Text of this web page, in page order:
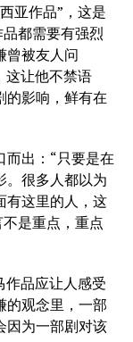
亚作品”，这是
都需要有强烈
曾被友人问
这让他不禁语
的影响，鲜有在
而出：“只要是在
。很多人都以为
有这里的人，这
是重点，重点
作品应让人感受
的观念里，一部
因为一部剧对该